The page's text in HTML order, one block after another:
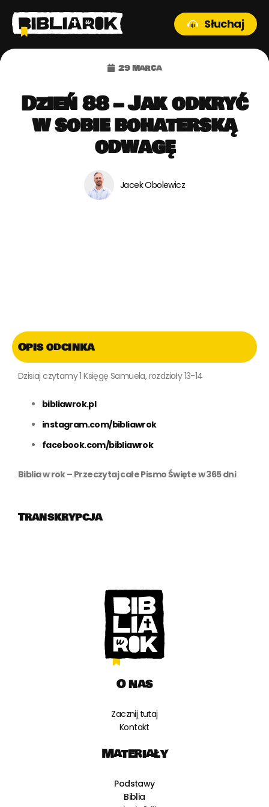
Słuchaj
29 marca
Dzień 88 – Jak odkryć
w sobie bohaterską
odwagę
Jacek Obolewicz
Opis odcinka
Dzisiaj czytamy 1 Księgę Samuela, rozdziały 13-14
bibliawrok.pl
instagram.com/bibliawrok
facebook.com/bibliawrok
Biblia w rok – Przeczytaj całe Pismo Święte w 365 dni
Transkrypcja
O nas
Zacznij tutaj
Kontakt
Materiały
Podstawy
Biblia